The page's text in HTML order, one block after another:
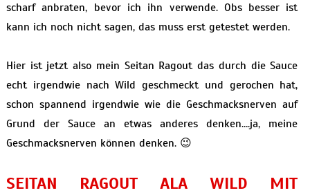
scharf anbraten, bevor ich ihn verwende. Obs besser ist
kann ich noch nicht sagen, das muss erst getestet werden.
Hier ist jetzt also mein Seitan Ragout das durch die Sauce
echt irgendwie nach Wild geschmeckt und gerochen hat,
schon spannend irgendwie wie die Geschmacksnerven auf
Grund der Sauce an etwas anderes denken….ja, meine
Geschmacksnerven können denken. 😉
SEITAN RAGOUT ALA WILD MIT